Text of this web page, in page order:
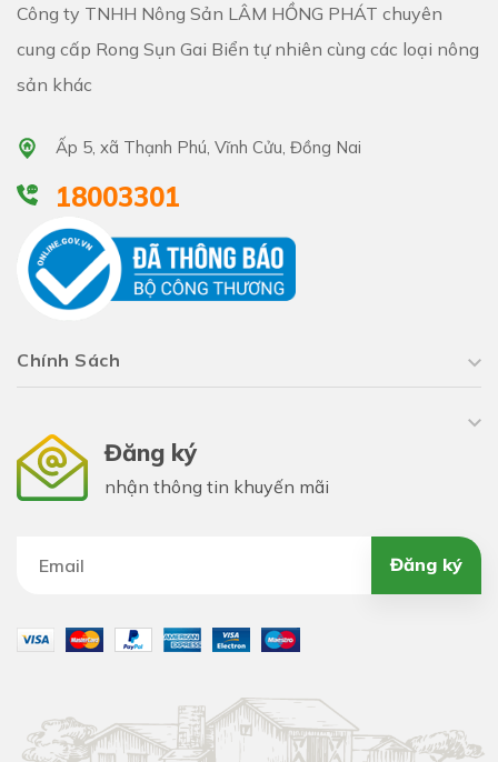
Công ty TNHH Nông Sản LÂM HỒNG PHÁT chuyên
cung cấp Rong Sụn Gai Biển tự nhiên cùng các loại nông
sản khác
Ấp 5, xã Thạnh Phú, Vĩnh Cửu, Đồng Nai
18003301
Chính Sách
Đăng ký
nhận thông tin khuyến mãi
Đăng ký